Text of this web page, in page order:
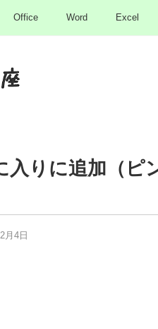
Office Word Excel
入りに追加（ピ
月4日